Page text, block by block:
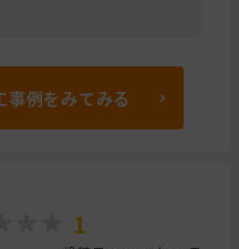
事例をみてみる
1